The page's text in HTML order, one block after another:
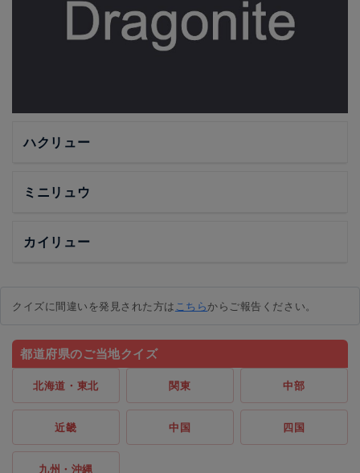
ハクリュー
ミニリュウ
カイリュー
クイズに間違いを発見された方はこちらからご報告ください。
都道府県のご当地クイズ
北海道・東北 関東 中部
近畿 中国 四国
九州・沖縄